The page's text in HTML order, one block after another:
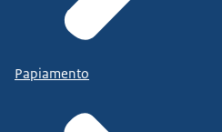
Papiamento